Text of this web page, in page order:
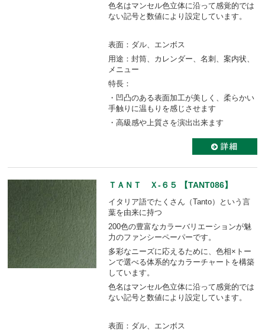
色名はマンセル色立体に沿って感覚的では
ない記号と数値により設定しています。
表面：ダル、エンボス
用途：封筒、カレンダー、名刺、案内状、
メニュー
特長：
・凹凸のある表面加工が美しく、柔らかい
手触りに温もりを感じさせます
・高級感や上質さを演出出来ます
ＴＡＮＴ Ｘ-６５ 【TANT086】
イタリア語でたくさん（Tanto）という言
葉を由来に持つ
200色の豊富なカラーバリエーションが魅
力のファンシーペーパーです。
多彩なニーズに応えるために、色相×トー
ンで選べる体系的なカラーチャートを構築
しています。
色名はマンセル色立体に沿って感覚的では
ない記号と数値により設定しています。
表面：ダル、エンボス